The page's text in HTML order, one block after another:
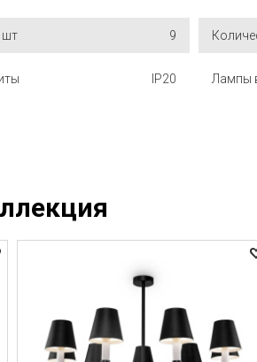
шт 9
IP20 Лампы